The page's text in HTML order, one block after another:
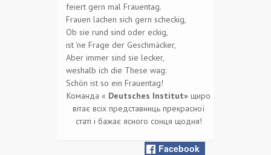
feiert gern mal Frauentag.
Frauen lachen sich gern scheckig,
Ob sie rund sind oder eckig,
ist 'ne Frage der Geschmäcker,
Aber immer sind sie lecker,
weshalb ich die These wag:
Schön ist so ein Frauentag!
Команда « Deutsches Institut» щиро
вітає всіх представниць прекрасної
статі і бажає ясного сонця щодня!
Facebook